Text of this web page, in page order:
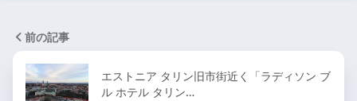
前の記事
エストニア タリン旧市街近く「ラディソン ブ
ル ホテル タリン…